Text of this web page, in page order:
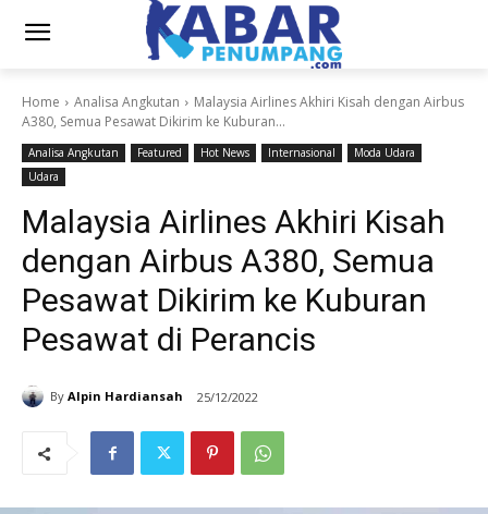
Home Analisa Angkutan
Malaysia Airlines Akhiri Kisah dengan Airbus
A380, Semua Pesawat Dikirim ke Kuburan...
Analisa Angkutan Featured Hot News Internasional
Moda Udara
Udara
Malaysia Airlines Akhiri Kisah
dengan Airbus A380, Semua
Pesawat Dikirim ke Kuburan
Pesawat di Perancis
By Alpin Hardiansah 25/12/2022